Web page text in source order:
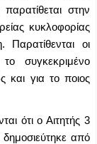
στην
κυκλοφορίας
Παρατίθενται οι
συγκεκριμένο
και για το ποιος
ότι ο Αιτητής 3
δημοσιεύτηκε από